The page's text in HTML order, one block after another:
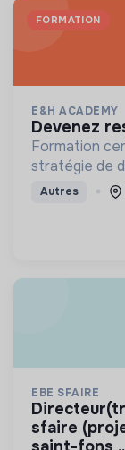
FORMATION
E&H ACADEMY
devenez
Formation
stratégie de
Autres
EBE SFAIRE
directeur(trice) - entreprise à but d'emploi
sfaire
saint-fons